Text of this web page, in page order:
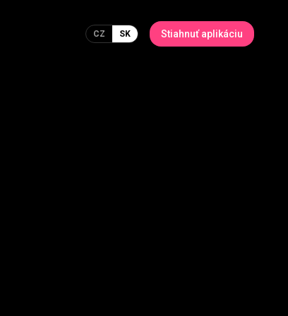
CZ SK Stiahnuť aplikáciu